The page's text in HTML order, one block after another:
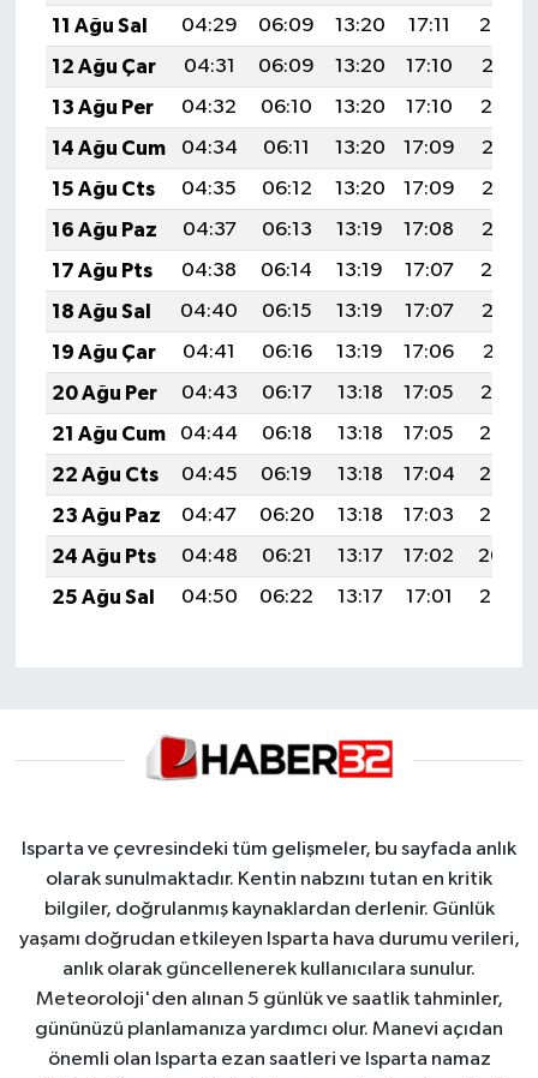
11 Ağu Sal 04:29 06:09 13:20 17:11
20:22
12 Ağu Çar
04:31 06:09 13:20 17:10
20:21
13 Ağu Per
04:32 06:10 13:20 17:10
20:19
14 Ağu Cum
04:34 06:11 13:20 17:09
20:18
15 Ağu Cts
04:35 06:12 13:20 17:09
20:17
16 Ağu Paz
04:37 06:13 13:19 17:08
20:15
17 Ağu Pts
04:38 06:14 13:19 17:07
20:14
18 Ağu Sal
04:40 06:15 13:19 17:07
20:12
19 Ağu Çar
04:41 06:16 13:19 17:06
20:11
20 Ağu Per
04:43 06:17 13:18 17:05
20:10
21 Ağu Cum
04:44 06:18 13:18 17:05
20:08
22 Ağu Cts
04:45 06:19 13:18 17:04
20:07
23 Ağu Paz
04:47 06:20 13:18 17:03
20:05
24 Ağu Pts
04:48 06:21 13:17 17:02
20:04
25 Ağu Sal
04:50 06:22 13:17 17:01 20:02
Isparta ve çevresindeki tüm gelişmeler, bu sayfada anlık
olarak sunulmaktadır. Kentin nabzını tutan en kritik
bilgiler, doğrulanmış kaynaklardan derlenir. Günlük
yaşamı doğrudan etkileyen Isparta hava durumu verileri,
anlık olarak güncellenerek kullanıcılara sunulur.
Meteoroloji'den alınan 5 günlük ve saatlik tahminler,
gününüzü planlamanıza yardımcı olur. Manevi açıdan
önemli olan Isparta ezan saatleri ve Isparta namaz